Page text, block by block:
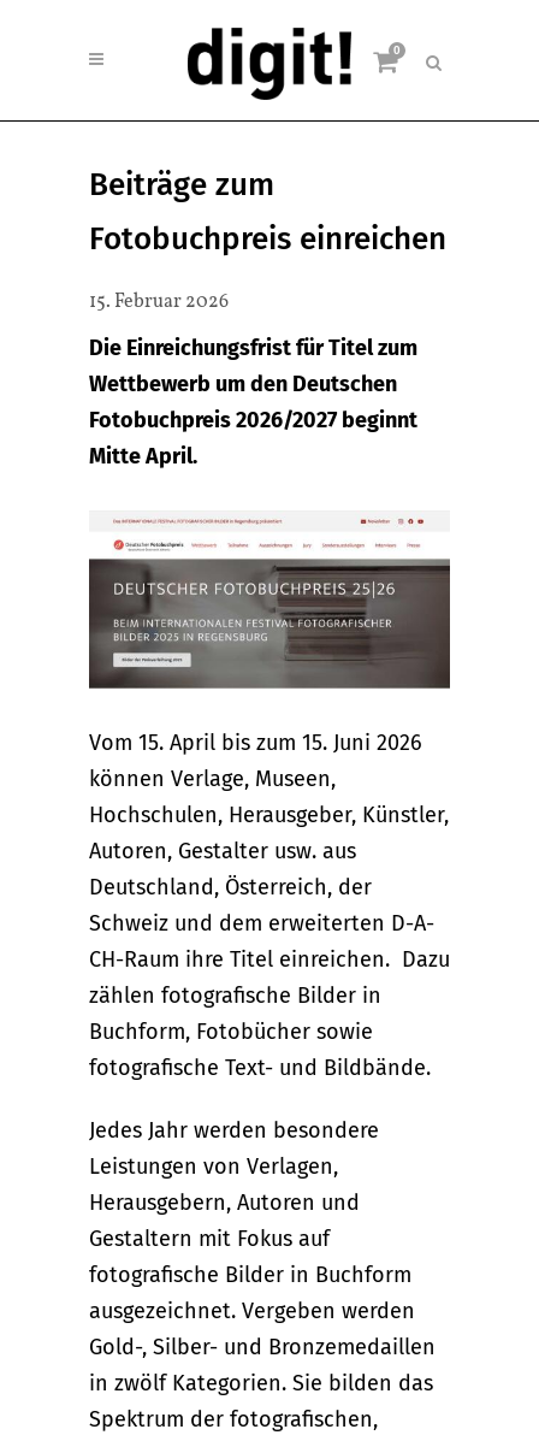
0
Beiträge zum
Fotobuchpreis einreichen
15. Februar 2026
Die Einreichungsfrist für Titel zum
Wettbewerb um den Deutschen
Fotobuchpreis 2026/2027 beginnt
Mitte April.
Vom 15. April bis zum 15. Juni 2026
können Verlage, Museen,
Hochschulen, Herausgeber, Künstler,
Autoren, Gestalter usw. aus
Deutschland, Österreich, der
Schweiz und dem erweiterten D-A-
CH-Raum ihre Titel einreichen. Dazu
zählen fotografische Bilder in
Buchform, Fotobücher sowie
fotografische Text- und Bildbände.
Jedes Jahr werden besondere
Leistungen von Verlagen,
Herausgebern, Autoren und
Gestaltern mit Fokus auf
fotografische Bilder in Buchform
ausgezeichnet. Vergeben werden
Gold-, Silber- und Bronzemedaillen
in zwölf Kategorien. Sie bilden das
Spektrum der fotografischen,